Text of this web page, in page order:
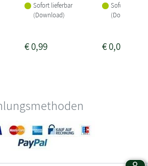
Sofort lieferbar
(Download)
€0,99
Sofort
(Download)
€0,00